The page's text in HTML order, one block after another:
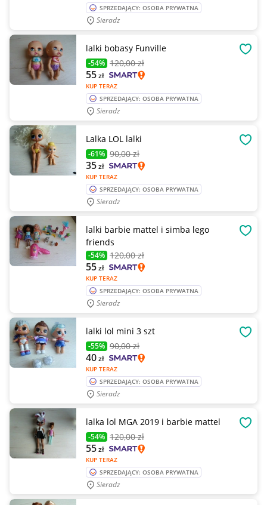
SPRZEDAJĄCY: OSOBA PRYWATNA
Sieradz
lalki bobasy Funville
-54% 120,00 zł
KUP TERAZ
55zł
SPRZEDAJĄCY: OSOBA PRYWATNA
Sieradz
Lalka LOL lalki
-61% 90,00 zł
KUP TERAZ
35zł
SPRZEDAJĄCY: OSOBA PRYWATNA
Sieradz
lalki barbie mattel i simba lego
friends
-54% 120,00 zł
KUP TERAZ
55zł
SPRZEDAJĄCY: OSOBA PRYWATNA
Sieradz
lalki lol mini 3 szt
-55% 90,00 zł
KUP TERAZ
40zł
SPRZEDAJĄCY: OSOBA PRYWATNA
Sieradz
lalka lol MGA 2019 i barbie mattel
-54% 120,00 zł
KUP TERAZ
55zł
SPRZEDAJĄCY: OSOBA PRYWATNA
Sieradz